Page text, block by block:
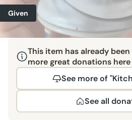
Given
This item has already
more great donations here
See more of
See all